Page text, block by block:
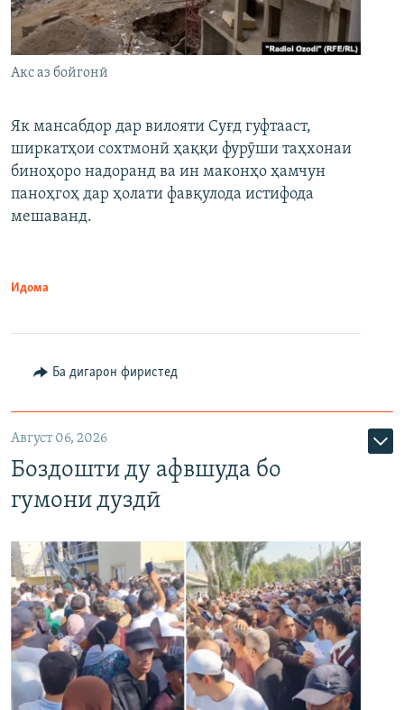
Акс аз бойгонӣ
Як мансабдор дар вилояти Суғд гуфтааст,
ширкатҳои сохтмонӣ ҳаққи фурӯши таҳхонаи
биноҳоро надоранд ва ин маконҳо ҳамчун
паноҳгоҳ дар ҳолати фавқулода истифода
мешаванд.
Идома
Ба дигарон фиристед
Август 06, 2026
Боздошти ду афвшуда бо
гумони дуздӣ